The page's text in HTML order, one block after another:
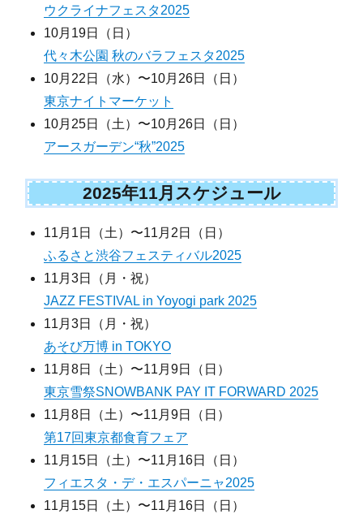
ウクライナフェスタ2025
10月19日（日）
代々木公園 秋のバラフェスタ2025
10月22日（水）〜10月26日（日）
東京ナイトマーケット
10月25日（土）〜10月26日（日）
アースガーデン“秋”2025
2025年11月スケジュール
11月1日（土）〜11月2日（日）
ふるさと渋谷フェスティバル2025
11月3日（月・祝）
JAZZ FESTIVAL in Yoyogi park 2025
11月3日（月・祝）
あそび万博 in TOKYO
11月8日（土）〜11月9日（日）
東京雪祭SNOWBANK PAY IT FORWARD 2025
11月8日（土）〜11月9日（日）
第17回東京都食育フェア
11月15日（土）〜11月16日（日）
フィエスタ・デ・エスパーニャ2025
11月15日（土）〜11月16日（日）